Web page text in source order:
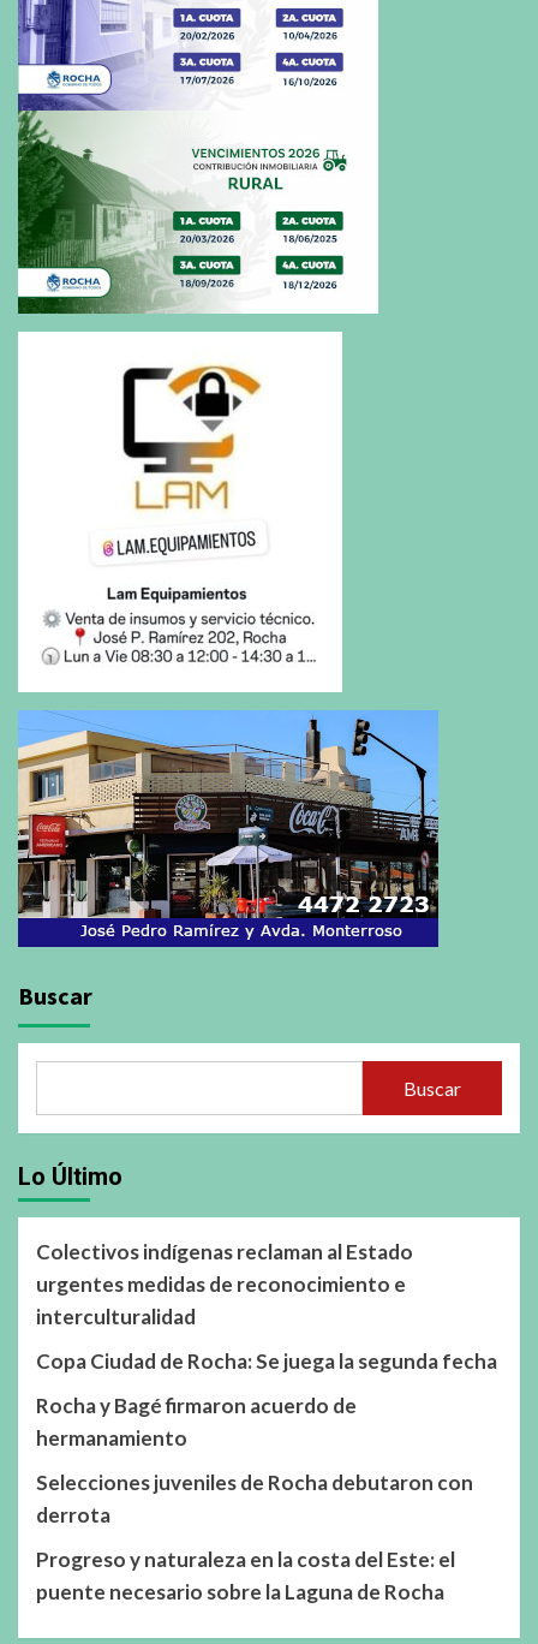
Buscar
Buscar
Lo Último
Colectivos indígenas reclaman al Estado
urgentes medidas de reconocimiento e
interculturalidad
Copa Ciudad de Rocha: Se juega la segunda fecha
Rocha y Bagé firmaron acuerdo de
hermanamiento
Selecciones juveniles de Rocha debutaron con
derrota
Progreso y naturaleza en la costa del Este: el
puente necesario sobre la Laguna de Rocha